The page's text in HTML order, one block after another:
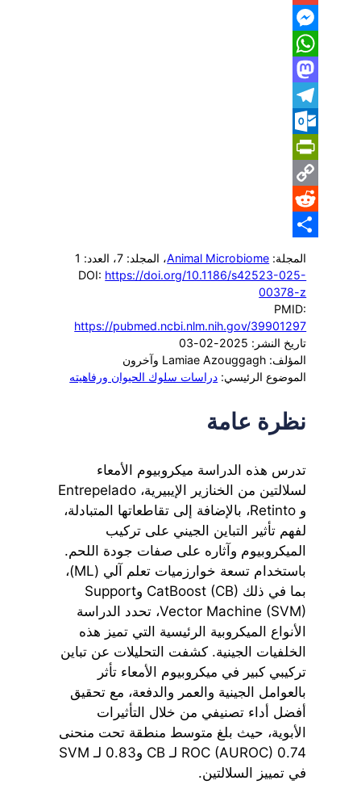
Gmail
Messenger
WhatsApp
Mastodon
Telegram
Outlook.com
PrintFriendly
Copy
Link
Reddit
المجلة: Animal Microbiome، المجلد: 7
، العدد: 1
DOI: https://doi.org/10.1186/s42523-025-
00378-z
PMID:
https://pubmed.ncbi.nlm.nih.gov/39901297
تاريخ النشر: 2025-02-03
المؤلف: Lamiae Azouggagh وآخرون
الموضوع الرئيسي: دراسات سلوك الحيوان ورفاهيته
نظرة عامة
تدرس هذه الدراسة ميكروبيوم الأمعاء
لسلالتين من الخنازير الإيبيرية، Entrepelado
و Retinto، بالإضافة إلى تقاطعاتها المتبادلة،
لفهم تأثير التباين الجيني على تركيب
الميكروبيوم وآثاره على صفات جودة اللحم.
باستخدام تسعة خوارزميات تعلم آلي (ML)،
بما في ذلك CatBoost (CB) وSupport
Vector Machine (SVM)، تحدد الدراسة
الأنواع الميكروبية الرئيسية التي تميز هذه
الخلفيات الجينية. كشفت التحليلات عن تباين
تركيبي كبير في ميكروبيوم الأمعاء تأثر
بالعوامل الجينية والعمر والدفعة، مع تحقيق
أفضل أداء تصنيفي من خلال التأثيرات
الأبوية، حيث بلغ متوسط منطقة تحت منحنى
ROC (AUROC) 0.74 لـ CB و0.83 لـ SVM
في تمييز السلالتين.